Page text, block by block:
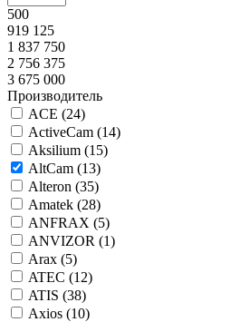
500
919 125
1 837 750
2 756 375
3 675 000
Производитель
ACE (24)
ActiveCam (14)
Aksilium (15)
AltCam (13)
Alteron (35)
Amatek (28)
ANFRAX (5)
ANVIZOR (1)
Arax (5)
ATEC (12)
ATIS (38)
Axios (10)